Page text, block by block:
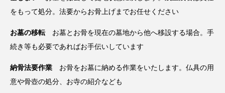
をもって処分。法要からお骨上げまでお任せください
お墓の移転お墓とお骨を現在の墓地から他へ移設する場合。手
続き等も必要であればお手伝いしています
納骨法要作業 お骨をお墓に納める作業をいたします。仏具の用
意や骨壺の処分、お寺の紹介なども